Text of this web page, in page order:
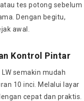
tes potong sebelum
Dengan begitu,
awal.
Kontrol Pintar
semakin mudah
10 inci. Melalui layar
cepat dan praktis.